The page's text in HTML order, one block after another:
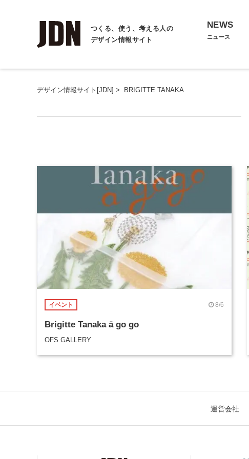
つくる、使う、考える人の
デザイン情報サイト
NEWS
ニュース
デザイン情報サイト[JDN] > BRIGITTE TANAKA
イベント 8/6
Brigitte Tanaka ā go go
OFS GALLERY
運営会社